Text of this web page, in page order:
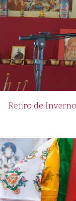
Retiro de